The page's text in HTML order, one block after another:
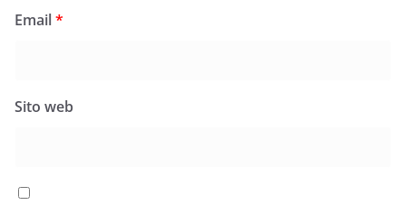
Email*
Sito web